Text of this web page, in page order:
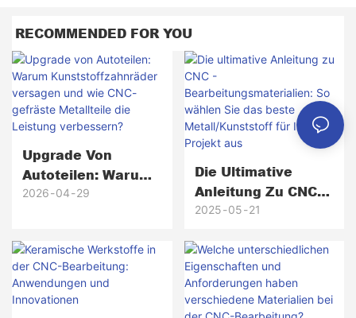
RECOMMENDED FOR YOU
Upgrade Von
Autoteilen: Warum
Kunststoffzahnräde
Metallteile Die
Leistung
Verbessern?
2026 04 29
Die Ultimative
Anleitung Zu CNC -
Bearbeitungsmater
Sie Das Beste
Metall/Kunststoff
Für Ihr Projekt Aus
2025 05 21